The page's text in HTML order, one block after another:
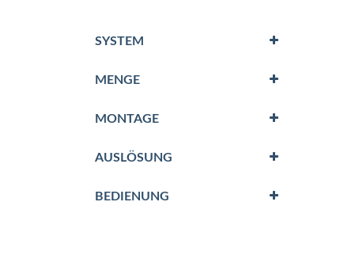
SYSTEM
MENGE
MONTAGE
AUSLÖSUNG
BEDIENUNG